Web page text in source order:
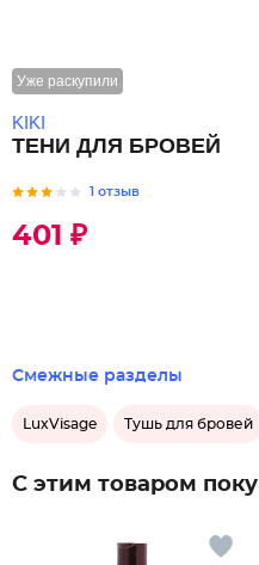
Уже раскупили
KIKI
ТЕНИ ДЛЯ БРОВЕЙ
1 отзыв
401 ₽
Смежные разделы
LuxVisage Тушь для бровей
С этим товаром